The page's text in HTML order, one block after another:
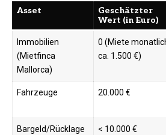
Asset
Geschätzter
Wert (in Euro)
Immobilien
(Mietfinca
Mallorca)
0 (Miete
ca. 1.500 €)
Fahrzeuge 20.000 €
Bargeld/Rücklage
< 10.000 €